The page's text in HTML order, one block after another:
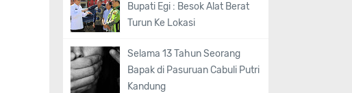
Bupati Egi : Besok Alat Berat
Turun Ke Lokasi
Selama 13 Tahun Seorang
Bapak di Pasuruan Cabuli Putri
Kandung